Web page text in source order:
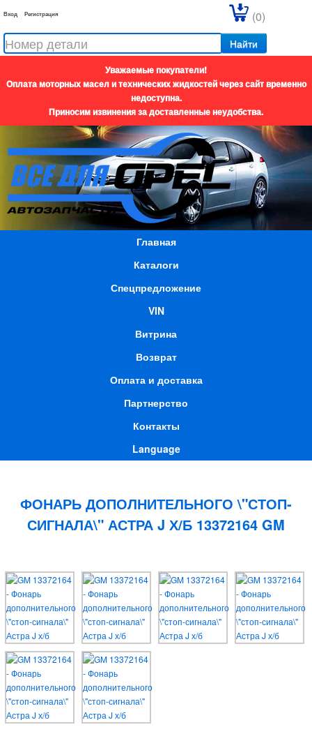
Вход Регистрация
Найти
(0)
Уважаемые покупатели!
Оплата моторных масел и технических жидкостей через сайт временно
недоступна.
Приносим извинения за доставленные неудобства.
Главная
Каталоги
Спецпредложение
VIN
Витрина
Возврат
Оплата и доставка
Партнерство
Контакты
Language
ФОНАРЬ ДОПОЛНИТЕЛЬНОГО \"СТОП-
СИГНАЛА\" АСТРА J Х/Б 13372164 GM